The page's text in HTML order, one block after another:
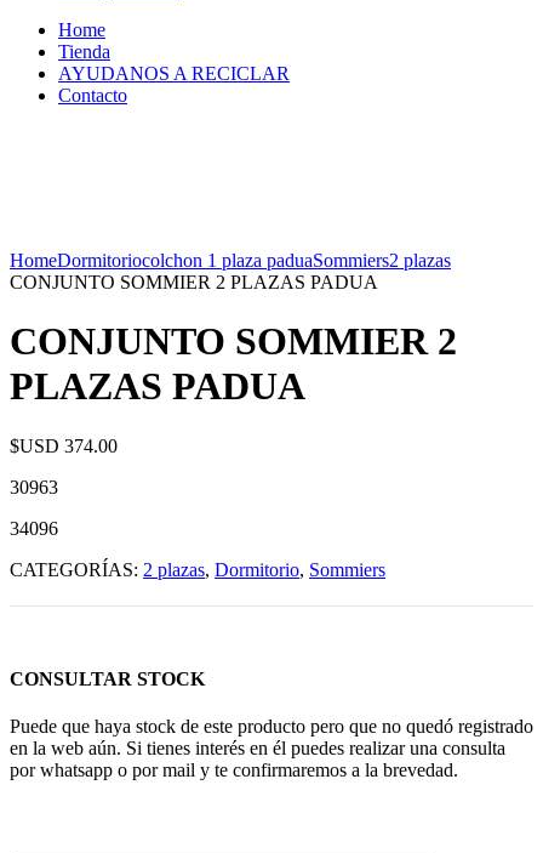
Home
Tienda
AYUDANOS A RECICLAR
Contacto
HomeDormitoriocolchon 1 plaza paduaSommiers2 plazas
CONJUNTO SOMMIER 2 PLAZAS PADUA
CONJUNTO SOMMIER 2
PLAZAS PADUA
$USD 374.00
30963
34096
CATEGORÍAS: 2 plazas, Dormitorio, Sommiers
CONSULTAR STOCK
Puede que haya stock de este producto pero que no quedó registrado
en la web aún. Si tienes interés en él puedes realizar una consulta
por whatsapp o por mail y te confirmaremos a la brevedad.